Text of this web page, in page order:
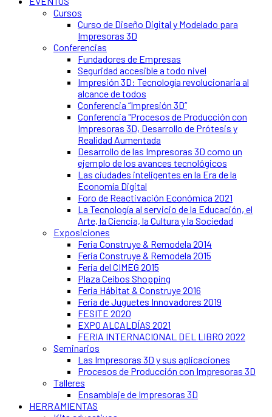
Cursos
Curso de Diseño Digital y Modelado para
Impresoras 3D
Conferencias
Fundadores de Empresas
Seguridad accesible a todo nivel
Impresión 3D: Tecnología revolucionaria al
alcance de todos
Conferencia “Impresión 3D”
Conferencia "Procesos de Producción con
Impresoras 3D, Desarrollo de Prótesis y
Realidad Aumentada
Desarrollo de las Impresoras 3D como un
ejemplo de los avances tecnológicos
Las ciudades inteligentes en la Era de la
Economía Digital
Foro de Reactivación Económica 2021
La Tecnología al servicio de la Educación, el
Arte, la Ciencia, la Cultura y la Sociedad
Exposiciones
Feria Construye & Remodela 2014
Feria Construye & Remodela 2015
Feria del CIMEG 2015
Plaza Ceibos Shopping
Feria Hábitat & Construye 2016
Feria de Juguetes Innovadores 2019
FESITE 2020
EXPO ALCALDÍAS 2021
FERIA INTERNACIONAL DEL LIBRO 2022
Seminarios
Las Impresoras 3D y sus aplicaciones
Procesos de Producción con Impresoras 3D
Talleres
Ensamblaje de Impresoras 3D
HERRAMIENTAS